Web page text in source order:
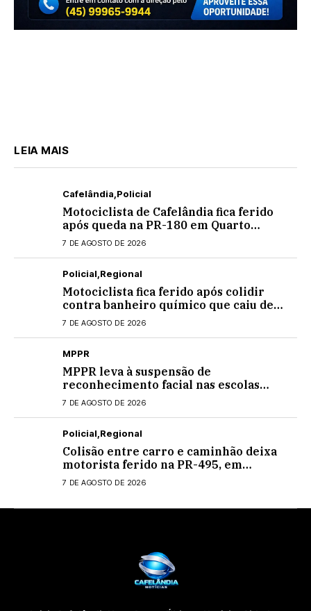
LEIA MAIS
Cafelândia Policial
Motociclista de Cafelândia fica ferido
após queda na PR-180 em Quarto
Centenário
7 DE AGOSTO DE 2026
Policial Regional
Motociclista fica ferido após colidir
contra banheiro químico que caiu de
caminhão na PRC-467, em Cascavel
7 DE AGOSTO DE 2026
MPPR
MPPR leva à suspensão de
reconhecimento facial nas escolas
estaduais
7 DE AGOSTO DE 2026
Policial Regional
Colisão entre carro e caminhão deixa
motorista ferido na PR-495, em
Medianeira
7 DE AGOSTO DE 2026